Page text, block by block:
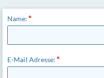
Name:
E-Mail Adresse: